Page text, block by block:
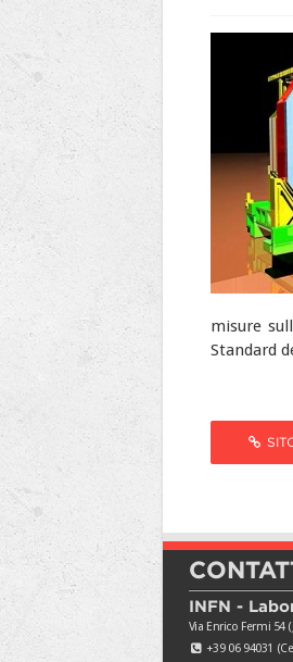
misure
Standard
INFN -
Via Enrico Fermi 54
+39 06 94031